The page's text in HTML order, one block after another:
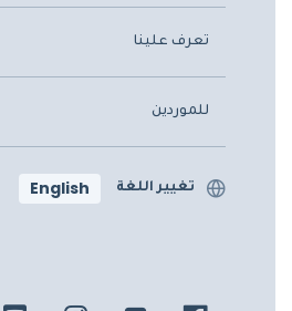
تعرف علينا
للموردين
تغيير اللغة English